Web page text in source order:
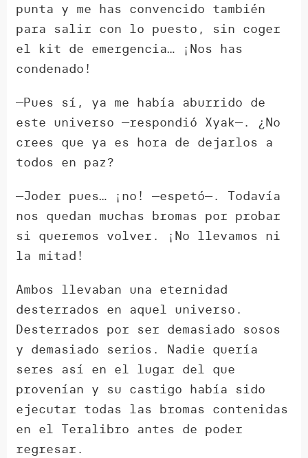
punta y me has convencido también
para salir con lo puesto, sin coger
el kit de emergencia… ¡Nos has
condenado!
—Pues sí, ya me había aburrido de
este universo —respondió Xyak—. ¿No
crees que ya es hora de dejarlos a
todos en paz?
—Joder pues… ¡no! —espetó—. Todavía
nos quedan muchas bromas por probar
si queremos volver. ¡No llevamos ni
la mitad!
Ambos llevaban una eternidad
desterrados en aquel universo.
Desterrados por ser demasiado sosos
y demasiado serios. Nadie quería
seres así en el lugar del que
provenían y su castigo había sido
ejecutar todas las bromas contenidas
en el Teralibro antes de poder
regresar.